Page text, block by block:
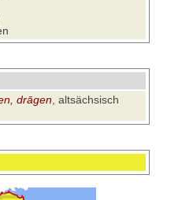
drāgen, altsächsisch